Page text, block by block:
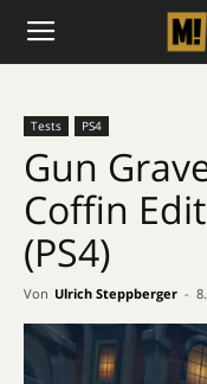
Tests PS4
Gun
Coffin
(PS4)
Von Ulrich Steppberger -